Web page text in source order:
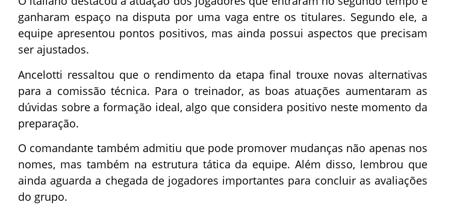
ganharam espaço na disputa por uma vaga entre os titulares. Segundo ele, a
equipe apresentou pontos positivos, mas ainda possui aspectos que precisam
ser ajustados.
Ancelotti ressaltou que o rendimento da etapa final trouxe novas alternativas
para a comissão técnica. Para o treinador, as boas atuações aumentaram as
dúvidas sobre a formação ideal, algo que considera positivo neste momento da
preparação.
O comandante também admitiu que pode promover mudanças não apenas nos
nomes, mas também na estrutura tática da equipe. Além disso, lembrou que
ainda aguarda a chegada de jogadores importantes para concluir as avaliações
do grupo.